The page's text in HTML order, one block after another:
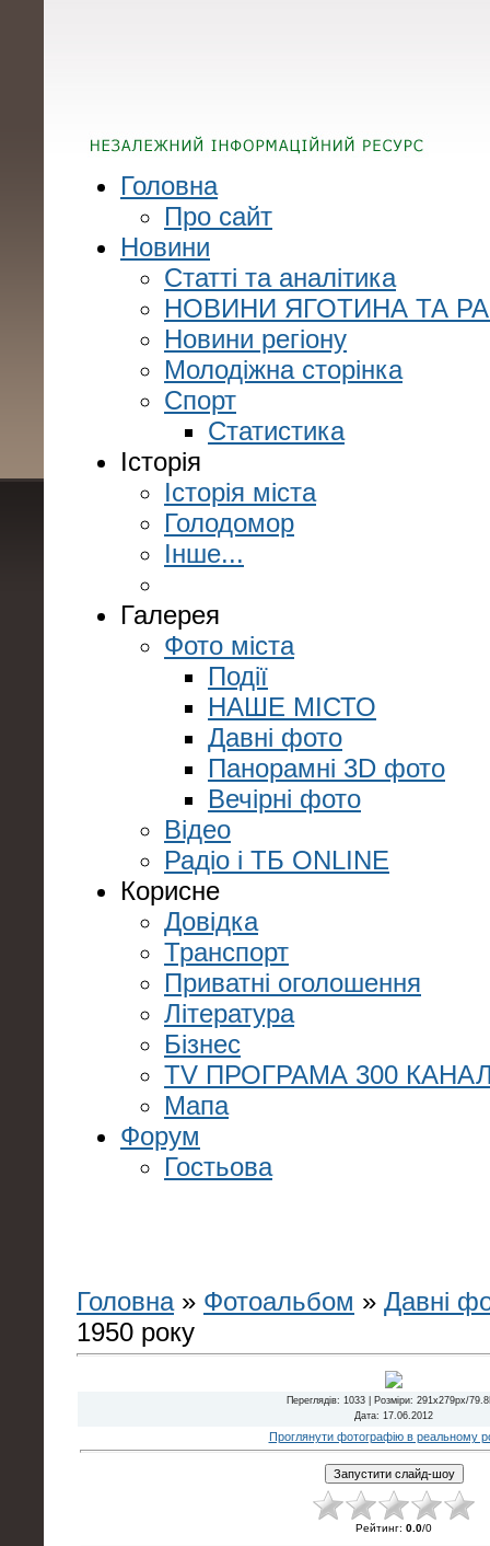
Головна
Про сайт
Новини
Статті та аналітика
НОВИНИ ЯГОТИНА ТА
Новини регіону
Молодіжна сторінка
Спорт
Статистика
Історія
Історія міста
Голодомор
Інше...
Галерея
Фото міста
Події
НАШЕ МІСТО
Давні фото
Панорамні 3D фото
Вечірні фото
Відео
Радіо і ТБ ONLINE
Корисне
Довідка
Транспорт
Приватні оголошення
Література
Бізнес
TV ПРОГРАМА 300
Мапа
Форум
Гостьова
Головна» Фотоальбом » Давні
1950 року
Переглядів: 1033 | Розміри: 291x279px/
Дата: 17.06.2012
Проглянути фотографію в реальному
Рейтинг: 0.0/0